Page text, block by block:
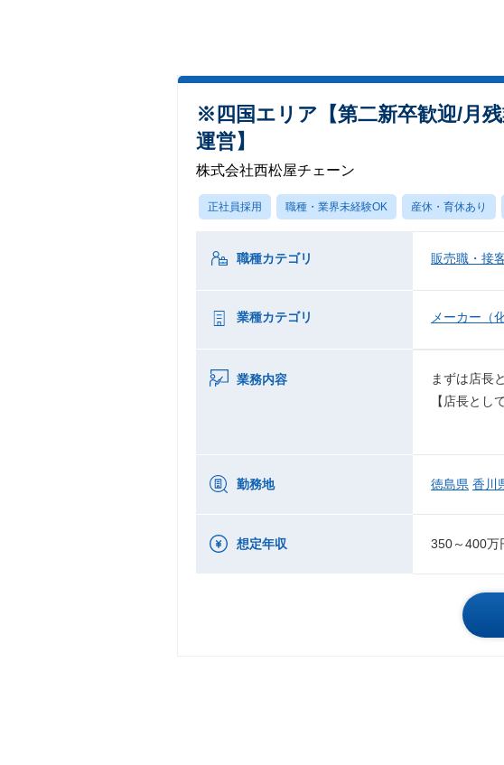
※四国エリア【第二新卒歓迎/月
運営】
株式会社西松屋チェーン
正社員採用 職種・業界未経験OK 産休・育休あり
職種カテゴリ 販売職・接
業種カテゴリ メーカー（
業務内容
まずは店長
【店長とし
勤務地 徳島県 香川
想定年収 350～400万